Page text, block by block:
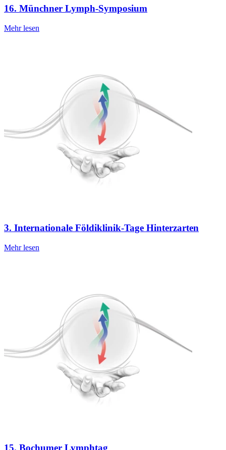
16. Münchner Lymph-Symposium
Mehr lesen
3. Internationale Földiklinik-Tage Hinterzarten
Mehr lesen
15. Bochumer Lymphtag